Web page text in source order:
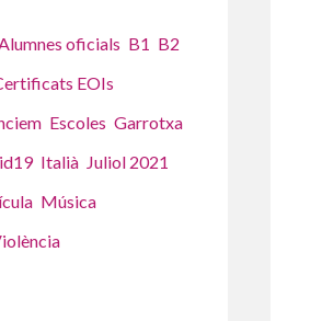
oficials B1 B2
EOIs
Escoles Garrotxa
Italià Juliol 2021
Música